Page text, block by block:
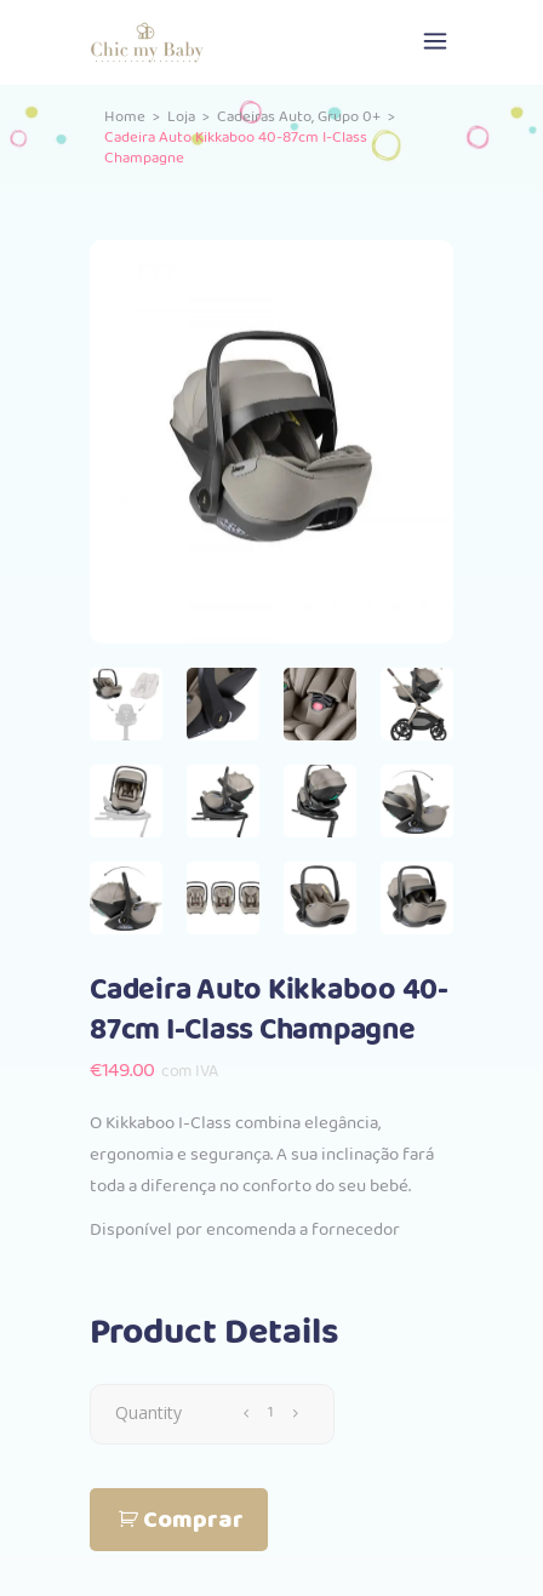
Home > Loja > Cadeiras Auto,Grupo 0+ >
Cadeira Auto Kikkaboo 40-87cm I-Class
Champagne
Cadeira Auto Kikkaboo 40-
87cm I-Class Champagne
€149.00 com IVA
O Kikkaboo I-Class combina elegância,
ergonomia e segurança. A sua inclinação fará
toda a diferença no conforto do seu bebé.
Disponível por encomenda a fornecedor
Product Details
Cadeira
Kikkaboo
Quantity
Comprar